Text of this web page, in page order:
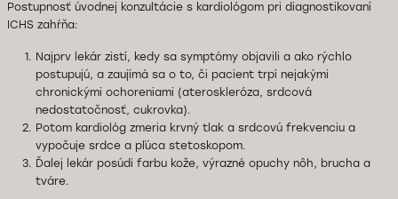
Postupnosť úvodnej konzultácie s kardiológom pri diagnostikovaní
ICHS zahŕňa:
Najprv lekár zistí, kedy sa symptómy objavili a ako rýchlo
postupujú, a zaujímá sa o to, či pacient trpí nejakými
chronickými ochoreniami (ateroskleróza, srdcová
nedostatočnosť, cukrovka).
Potom kardiológ zmeria krvný tlak a srdcovú frekvenciu a
vypočuje srdce a pľúca stetoskopom.
Ďalej lekár posúdi farbu kože, výrazné opuchy nôh, brucha a
tváre.